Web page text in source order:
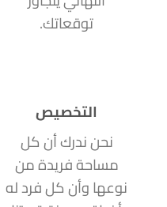
توقعاتك.
التخصيص
نحن ندرك أن كل
مساحة فريدة من
نوعها وأن كل فرد له